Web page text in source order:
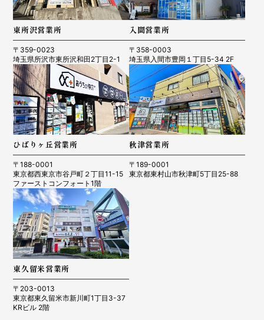
東所沢営業所
〒359-0023
埼玉県所沢市東所沢和田2丁目2-1
入間営業所
〒358-0003
埼玉県入間市豊岡１丁目5-34 2F
ひばりヶ丘営業所
〒188-0001
東京都西東京市谷戸町２丁目11-15
ファーストコンフォート1階
秋津営業所
〒189-0001
東京都東村山市秋津町5丁目25-88
東久留米営業所
〒203-0013
東京都東久留米市新川町1丁目3-37
KRビル 2階